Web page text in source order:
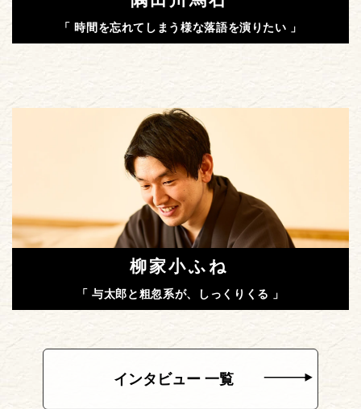
「 時間を忘れてしまう様な落語を演りたい 」
柳家小ふね
「 与太郎と粗忽系が、しっくりくる 」
インタビュー 一覧